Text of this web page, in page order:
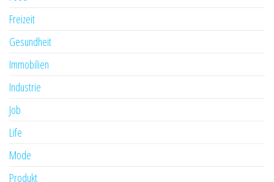
Freizeit
Gesundheit
Immobilien
Industrie
Job
Life
Mode
Produkt